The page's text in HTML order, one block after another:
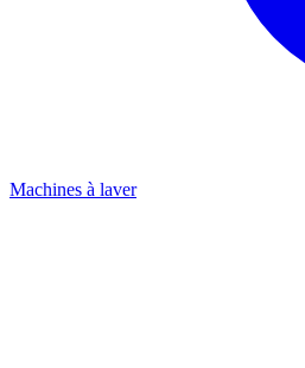
Machines à laver